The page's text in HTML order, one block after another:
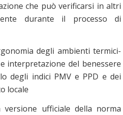
che può verificarsi in altri
durante il processo di
degli ambienti termici-
interpretazione del benessere
degli indici PMV e PPD e dei
locale
ufficiale della norma